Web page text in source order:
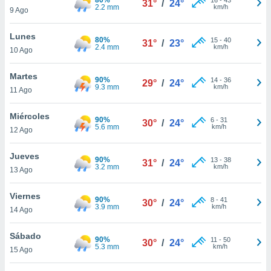
más
nuestra
y
de
disponible
cookies
aceptar
9 Ago
2.2 mm
31° / 24°
km/h
Lunes
10 Ago
80%
2.4 mm
31° / 23° 15- 40
km/h
Martes
11 Ago
90%
9.3 mm
29° / 24° 14- 36
km/h
Miércoles
12 Ago
90%
5.6 mm
30° / 24° 6- 31
km/h
Jueves
13 Ago
90%
3.2 mm
31° / 24° 13- 38
km/h
Viernes
14 Ago
90%
3.9 mm
30° / 24° 8- 41
km/h
Sábado
15 Ago
90%
5.3 mm
30° / 24° 11 - 50
km/h